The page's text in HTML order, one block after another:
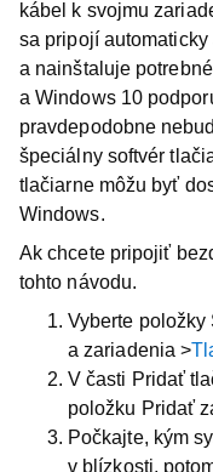
kábel k svojmu
sa pripojí
a nainštaluje
a Windows 10
pravdepodobne
špeciálny softvér
tlačiarne môžu byť
Windows.
Ak chcete pripojiť
tohto návodu.
Vyberte položky
a zariadenia >
V časti Pridať
položku Pridať
Počkajte, kým
v blízkosti,